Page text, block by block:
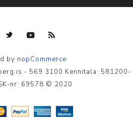
by nopCommerce
- 569 3100 Kennitala: 581200-
nr: 69578 © 2020